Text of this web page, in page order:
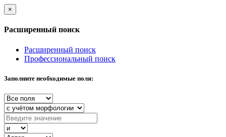
×
Расширенный поиск
Расширенный поиск
Профессиональный поиск
Заполните необходимые поля: